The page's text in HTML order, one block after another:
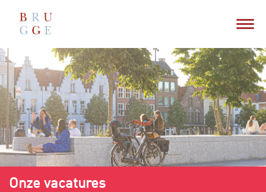
Onze vacatures